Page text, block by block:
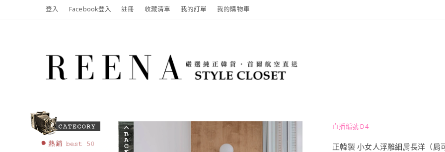
登入 Facebook登入 註冊 收藏清單 我的訂單 我的購物車
直播編號 D4
正韓製 小女人浮雕細肩長洋（肩